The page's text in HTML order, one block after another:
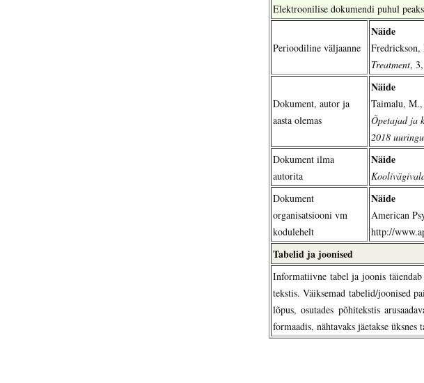
Elektroonilise dokumendi puhul
Perioodiline väljaanne
Näide
Treatment,
Dokument, autor ja
aasta olemas
Näide
Taimalu,
Õpetajad ja
2018
Dokument ilma
autorita
Näide
Dokument
organisatsiooni vm
kodulehelt
Näide
American
http://
Tabelid ja joonised
Informatiivne tabel ja joonis
tekstis.Väiksemad tabelid/joonised
lõpus, osutades põhitekstis
formaadis, nähtavaks jäetakse